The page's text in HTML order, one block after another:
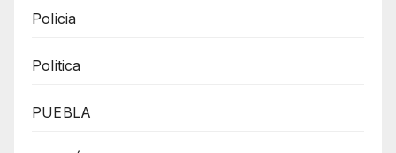
Policia
Politica
PUEBLA